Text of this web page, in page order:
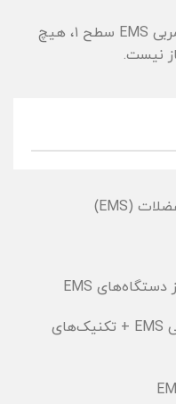
◼️ برای ثبت‌نام در دوره گواهینامه مربی EMS سطح ۱، هیچ
نیست.
◼️ ماژول ۴: طراحی برنامه‌های تمرینی EMS + تکنیک‌های